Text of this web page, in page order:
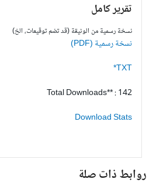
تقرير كامل
نسخة رسمية من الوثيقة (قد تضم توقيعات، الخ)
نسخة رسمية (PDF)
TXT*
Total Downloads** : 142
Download Stats
روابط ذات صلة